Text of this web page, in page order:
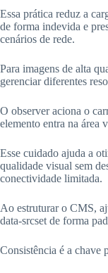
Essa prática reduz a
de forma indevida e
cenários de rede.
Para imagens de alta
gerenciar diferentes
O observer aciona o
elemento entra na área
Esse cuidado ajuda a
qualidade visual sem
conectividade limitada.
Ao estruturar o CMS,
data-srcset de forma
Consistência é a chave